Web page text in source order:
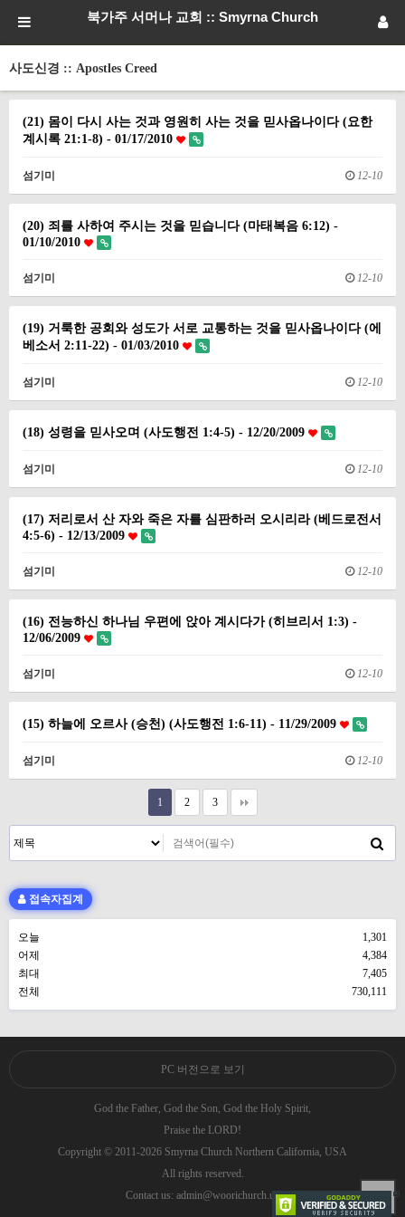
북가주 서머나 교회 :: Smyrna Church
사도신경 :: Apostles Creed
(21) 몸이 다시 사는 것과 영원히 사는 것을 믿사옵나이다 (요한
계시록 21:1-8) - 01/17/2010
섬기미 12-10
(20) 죄를 사하여 주시는 것을 믿습니다 (마태복음 6:12) -
01/10/2010
섬기미 12-10
(19) 거룩한 공회와 성도가 서로 교통하는 것을 믿사옵나이다 (에
베소서 2:11-22) - 01/03/2010
섬기미 12-10
(18) 성령을 믿사오며 (사도행전 1:4-5) - 12/20/2009
섬기미 12-10
(17) 저리로서 산 자와 죽은 자를 심판하러 오시리라 (베드로전서
4:5-6) - 12/13/2009
섬기미 12-10
(16) 전능하신 하나님 우편에 앉아 계시다가 (히브리서 1:3) -
12/06/2009
섬기미 12-10
(15) 하늘에 오르사 (승천) (사도행전 1:6-11) - 11/29/2009
섬기미 12-10
1 2 3
접속자집계
오늘
1,301
어제
4,384
최대
7,405
전체
730,111
PC 버전으로 보기
God the Father, God the Son, God the Holy Spirit,
Praise the LORD!
Copyright © 2011-2026 Smyrna Church Northern California, USA
All rights reserved.
Contact us: admin@woorichurch.us